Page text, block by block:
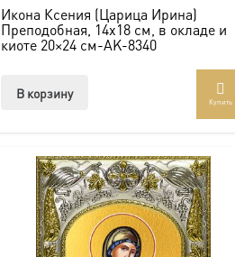
Икона Ксения (Царица Ирина)
Преподобная, 14х18 см, в окладе и
киоте 20×24 см-AK-8340
В корзину
Купить